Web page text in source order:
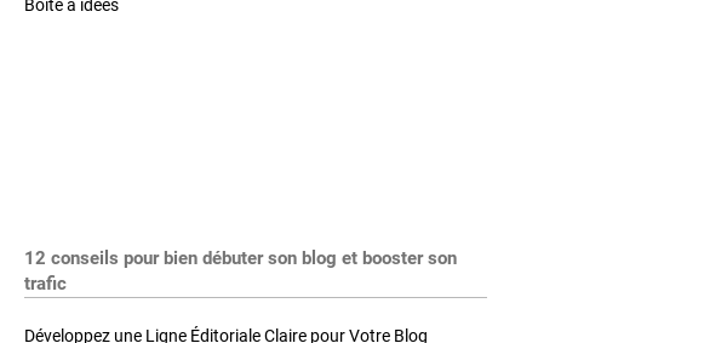
Boite à idées
12 conseils pour bien débuter son blog et booster son
trafic
Développez une Ligne Éditoriale Claire pour Votre Blog